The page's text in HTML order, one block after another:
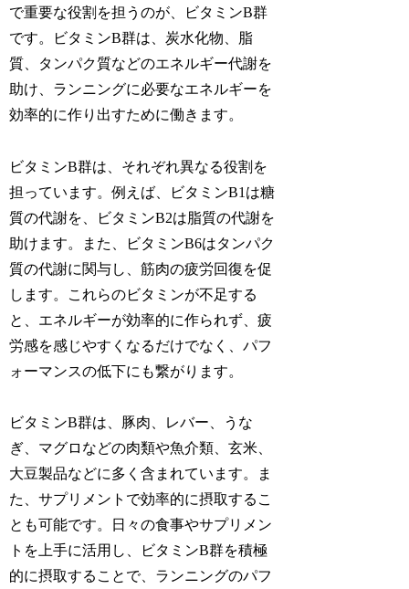
で重要な役割を担うのが、
ビタミンB群
です。ビタミンB群は、炭水化物、脂
質、タンパク質などのエネルギー代謝を
助け、 ランニングに必要なエネルギーを
効率的に作り出すために働きます。
ビタミンB群は、それぞれ異なる役割を
担っています。例えば、
ビタミンB1は糖
質の代謝を、 ビタミンB2は脂質の代謝を
助けます。また、
ビタミンB6はタンパク
質の代謝に関与し、筋肉の疲労回復を促
します。これらのビタミンが不足する
と、エネルギーが効率的に作られず、疲
労感を感じやすくなるだけでなく、パフ
ォーマンスの低下にも繋がります。
ビタミンB群は、豚肉、レバー、うな
ぎ、マグロなどの肉類や魚介類、玄米、
大豆製品などに多く含まれています。ま
た、サプリメントで効率的に摂取するこ
とも可能です。日々の食事やサプリメン
トを上手に活用し、
ビタミンB群を積極
的に摂取することで、ランニングのパフ